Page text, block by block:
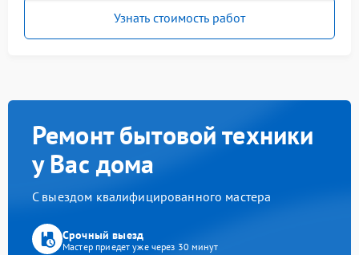
Узнать стоимость работ
Ремонт бытовой техники
у Вас дома
С выездом квалифицированного мастера
Срочный выезд
Мастер приедет уже через 30 минут